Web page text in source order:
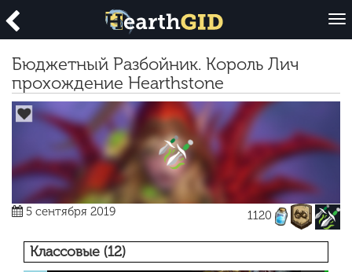
O
p
Бюджетный Разбойник. Король Лич
прохождение Hearthstone
5 сентября 2019 1120
Классовые (12)